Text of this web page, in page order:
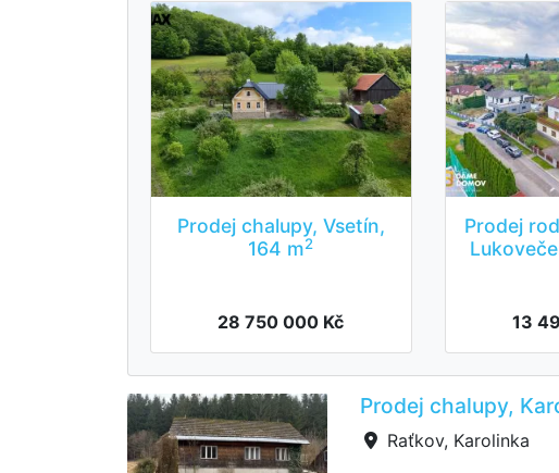
Prodej chalupy, Vsetín,
164 m2
28 750 000 Kč
Prodej
13
Prodej chalupy,
Raťkov, Karolinka